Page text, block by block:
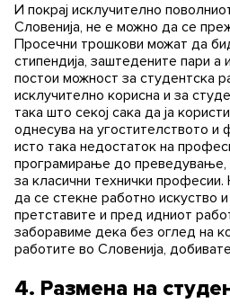
И покрај исклучително
Словенија, не е можно да се
Просечни трошкови можат да
стипендија, заштедените пари а
постои можност за студентска
исклучително корисна и за
така што секој сака да ја
однесува на угостителството и
исто така недостаток на
програмирање до преведување,
за класични технички професии.
да се стекне работно искуство
претставите и пред идниот
заборавиме дека без оглед на
работите во Словенија,
4. Размена на